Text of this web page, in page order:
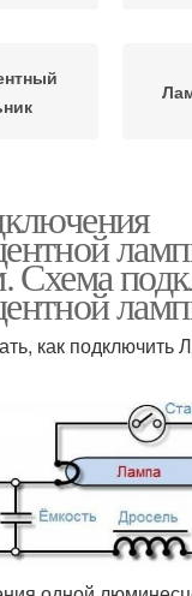
ламп
Схема
как подключить